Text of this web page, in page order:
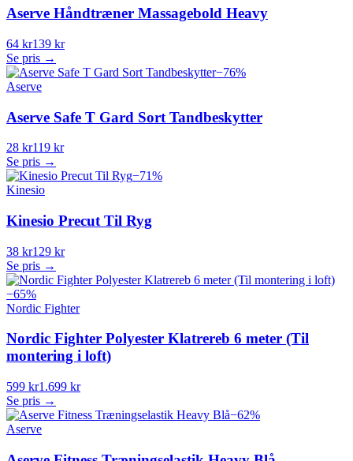
Aserve Håndtræner Massagebold Heavy
64 kr139 kr
Se pris →
−76%
Aserve
Aserve Safe T Gard Sort Tandbeskytter
28 kr119 kr
Se pris →
−71%
Kinesio
Kinesio Precut Til Ryg
38 kr129 kr
Se pris →
−65%
Nordic Fighter
Nordic Fighter Polyester Klatrereb 6 meter (Til
montering i loft)
599 kr1.699 kr
Se pris →
−62%
Aserve